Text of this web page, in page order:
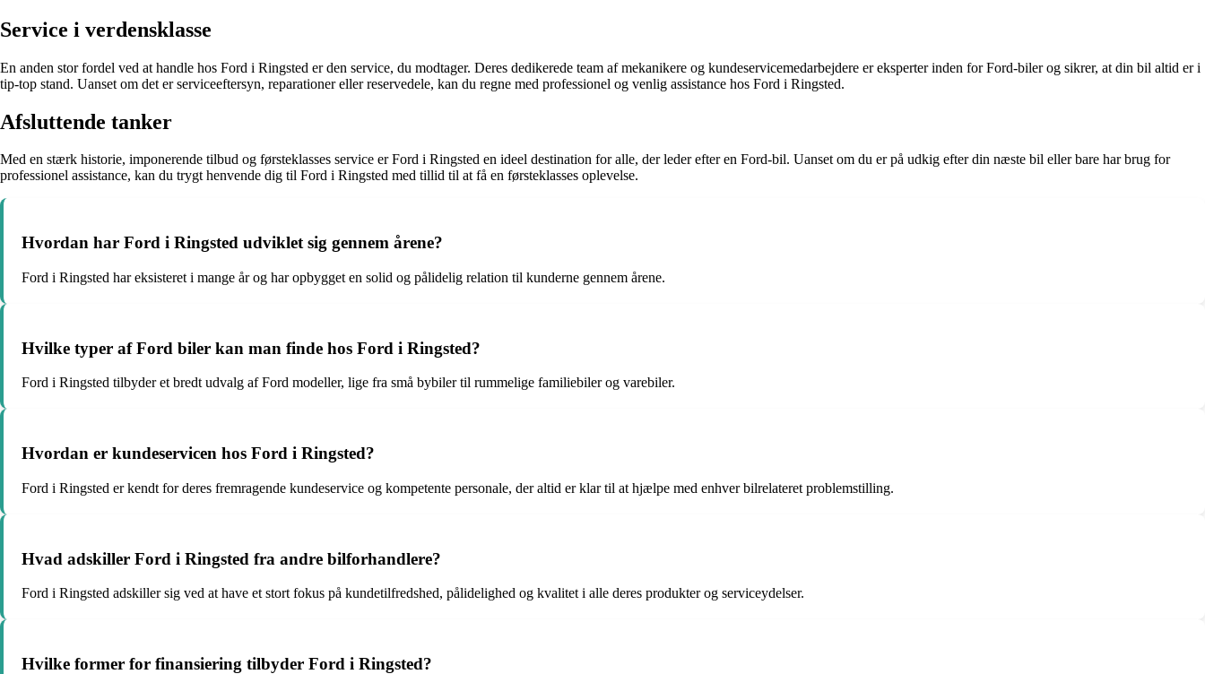
Service i verdensklasse
En anden stor fordel ved at handle hos Ford i Ringsted er den service, du modtager. Deres dedikerede team af mekanikere og kundeservicemedarbejdere er eksperter inden for Ford-biler og sikrer, at din bil altid er i
tip-top stand. Uanset om det er serviceeftersyn, reparationer eller reservedele, kan du regne med professionel og venlig assistance hos Ford i Ringsted.
Afsluttende tanker
Med en stærk historie, imponerende tilbud og førsteklasses service er Ford i Ringsted en ideel destination for alle, der leder efter en Ford-bil. Uanset om du er på udkig efter din næste bil eller bare har brug for
professionel assistance, kan du trygt henvende dig til Ford i Ringsted med tillid til at få en førsteklasses oplevelse.
Hvordan har Ford i Ringsted udviklet sig gennem årene?
Ford i Ringsted har eksisteret i mange år og har opbygget en solid og pålidelig relation til kunderne gennem årene.
Hvilke typer af Ford biler kan man finde hos Ford i Ringsted?
Ford i Ringsted tilbyder et bredt udvalg af Ford modeller, lige fra små bybiler til rummelige familiebiler og varebiler.
Hvordan er kundeservicen hos Ford i Ringsted?
Ford i Ringsted er kendt for deres fremragende kundeservice og kompetente personale, der altid er klar til at hjælpe med enhver bilrelateret problemstilling.
Hvad adskiller Ford i Ringsted fra andre bilforhandlere?
Ford i Ringsted adskiller sig ved at have et stort fokus på kundetilfredshed, pålidelighed og kvalitet i alle deres produkter og serviceydelser.
Hvilke former for finansiering tilbyder Ford i Ringsted?